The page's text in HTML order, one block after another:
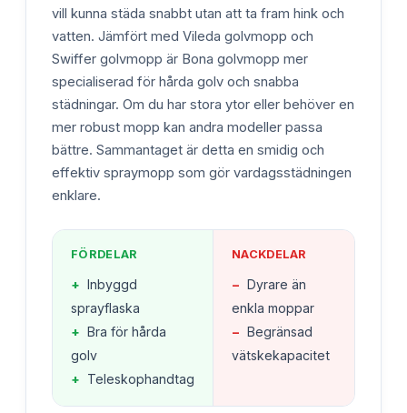
vill kunna städa snabbt utan att ta fram hink och
vatten. Jämfört med Vileda golvmopp och
Swiffer golvmopp är Bona golvmopp mer
specialiserad för hårda golv och snabba
städningar. Om du har stora ytor eller behöver en
mer robust mopp kan andra modeller passa
bättre. Sammantaget är detta en smidig och
effektiv spraymopp som gör vardagsstädningen
enklare.
FÖRDELAR
+ Inbyggd
sprayflaska
+ Bra för hårda
golv
+ Teleskophandtag
NACKDELAR
− Dyrare än
enkla moppar
− Begränsad
vätskekapacitet